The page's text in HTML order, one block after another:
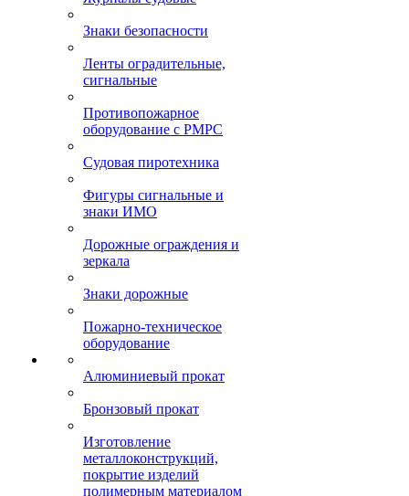
Знаки безопасности
Ленты оградительные,
сигнальные
Противопожарное
оборудование с РМРС
Судовая пиротехника
Фигуры сигнальные и
знаки ИМО
Дорожные ограждения и
зеркала
Знаки дорожные
Пожарно-техническое
оборудование
Алюминиевый прокат
Бронзовый прокат
Изготовление
металлоконструкций,
покрытие изделий
полимерным материалом